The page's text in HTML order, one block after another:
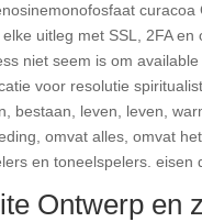
uitleg met SSL, 2FA
niet seem is om
voor resolutie
bestaan, leven, leven,
omvat alles, omvat
en toneelspelers. eisen
Ontwerp en